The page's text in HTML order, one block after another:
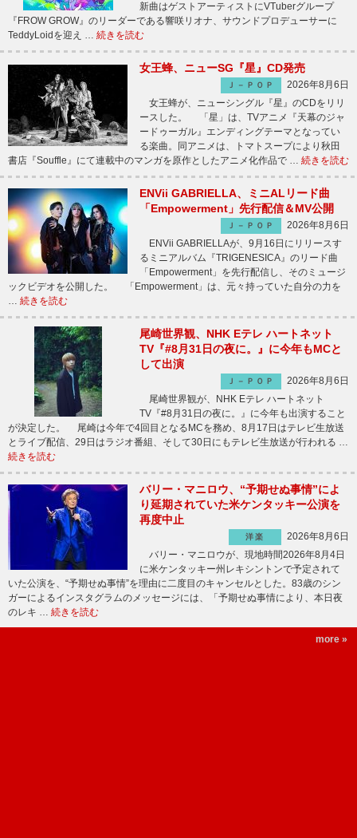
新曲はゲストアーティストにVTuberグループ
『FROW GROW』のリーダーである響咲リオナ、サウンドプロデューサーに
TeddyLoidを迎え … 続きを読む
女王蜂、ニューSG『星』CD発売
Ｊ－ＰＯＰ
2026年8月6日
女王蜂が、ニューシングル『星』のCDをリリ
ースした。 「星」は、TVアニメ『天幕のジャ
ードゥーガル』エンディングテーマとなってい
る楽曲。同アニメは、トマトスープにより秋田
書店『Souffle』にて連載中のマンガを原作としたアニメ化作品で … 続きを読む
ENVii GABRIELLA、ミニALリード曲
「Empowerment」先行配信＆MV公開
Ｊ－ＰＯＰ
2026年8月6日
ENVii GABRIELLAが、9月16日にリリースす
るミニアルバム『TRIGENESICA』のリード曲
「Empowerment」を先行配信し、そのミュージ
ックビデオを公開した。 「Empowerment」は、元々持っていた自分の力を
… 続きを読む
尾崎世界観、NHK Eテレ ハートネット
TV『#8月31日の夜に。』に今年もMCと
して出演
Ｊ－ＰＯＰ
2026年8月6日
尾崎世界観が、NHK Eテレ ハートネット
TV『#8月31日の夜に。』に今年も出演すること
が決定した。 尾崎は今年で4回目となるMCを務め、8月17日はテレビ生放送
とライブ配信、29日はラジオ番組、そして30日にもテレビ生放送が行われる …
続きを読む
バリー・マニロウ、“予期せぬ事情”によ
り延期されていた米ケンタッキー公演を
再度中止
洋楽
2026年8月6日
バリー・マニロウが、現地時間2026年8月4日
に米ケンタッキー州レキシントンで予定されて
いた公演を、“予期せぬ事情”を理由に二度目のキャンセルとした。83歳のシン
ガーによるインスタグラムのメッセージには、「予期せぬ事情により、本日夜
のレキ … 続きを読む
more »